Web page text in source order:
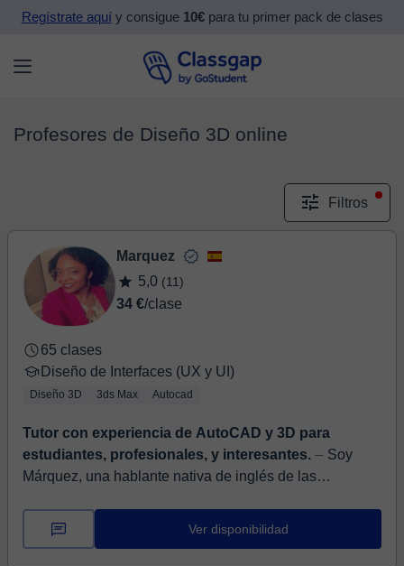
Regístrate aquíy consigue 10€para tu primer pack de clases
Profesores de Diseño 3D online
Filtros
Marquez
5,0 (11)
34 €/clase
65 clases
Diseño de Interfaces (UX y UI)
Diseño 3D 3ds Max Autocad
Tutor con experiencia de AutoCAD y 3D para
estudiantes, profesionales, y interesantes. ⏤ Soy
Márquez, una hablante nativa de inglés de las
proyectos que actualmente reside en Barcelona....
Ver disponibilidad